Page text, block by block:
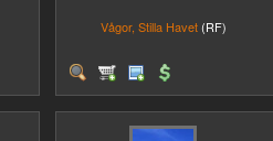
Vågor, Stilla Havet (RF)